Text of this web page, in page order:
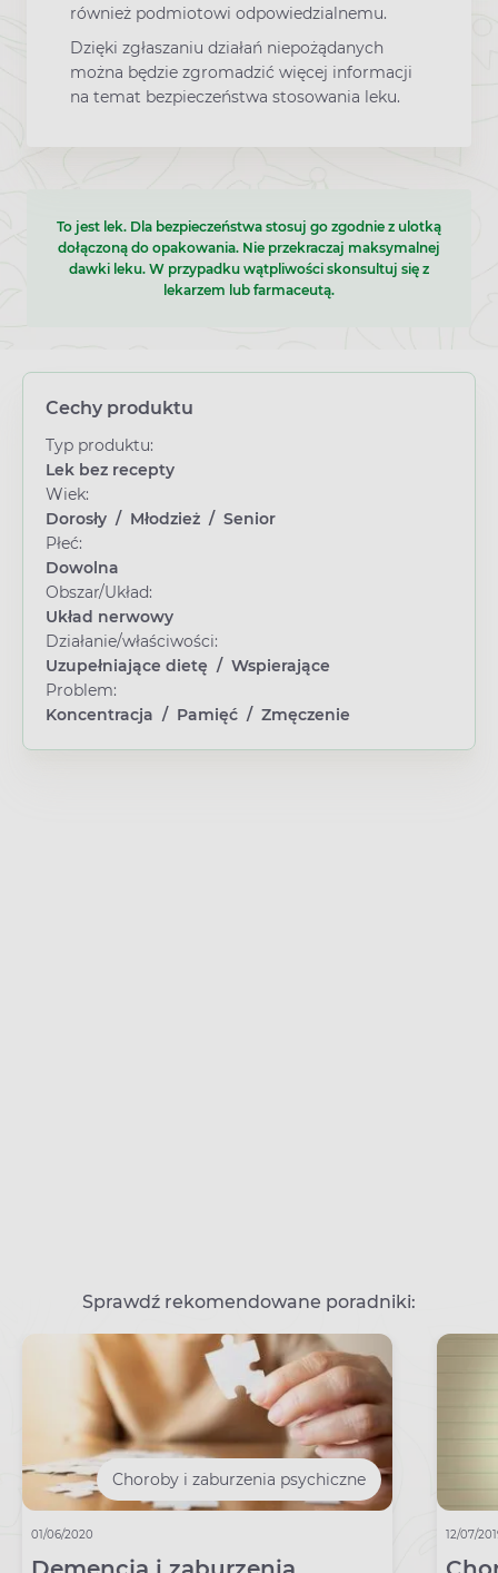
również podmiotowi odpowiedzialnemu.
Dzięki zgłaszaniu działań niepożądanych
można będzie zgromadzić więcej informacji
na temat bezpieczeństwa stosowania leku.
To jest lek. Dla bezpieczeństwa stosuj go zgodnie z ulotką
dołączoną do opakowania. Nie przekraczaj maksymalnej
dawki leku. W przypadku wątpliwości skonsultuj się z
lekarzem lub farmaceutą.
Cechy produktu
Typ produktu:
Lek bez recepty
Wiek:
Dorosły / Młodzież / Senior
Płeć:
Dowolna
Obszar/Układ:
Układ nerwowy
Działanie/właściwości:
Uzupełniające dietę / Wspierające
Problem:
Koncentracja / Pamięć / Zmęczenie
Sprawdź rekomendowane poradniki:
Choroby i zaburzenia psychiczne
01/06/2020 12/07/